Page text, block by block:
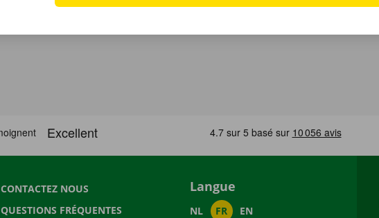
CONTACTEZ NOUS
QUESTIONS FRÉQUENTES
Langue
NL FR EN